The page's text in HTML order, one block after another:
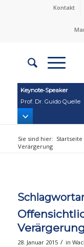
Kontakt
Keynote‑Speaker
Prof. Dr. Guido Quelle
Sie sind hier: Startseite
Verärgerung
28. Januar 2015 / in